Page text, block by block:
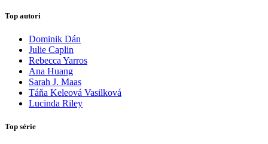
Top autori
Dominik Dán
Julie Caplin
Rebecca Yarros
Ana Huang
Sarah J. Maas
Táňa Keleová Vasilková
Lucinda Riley
Top série